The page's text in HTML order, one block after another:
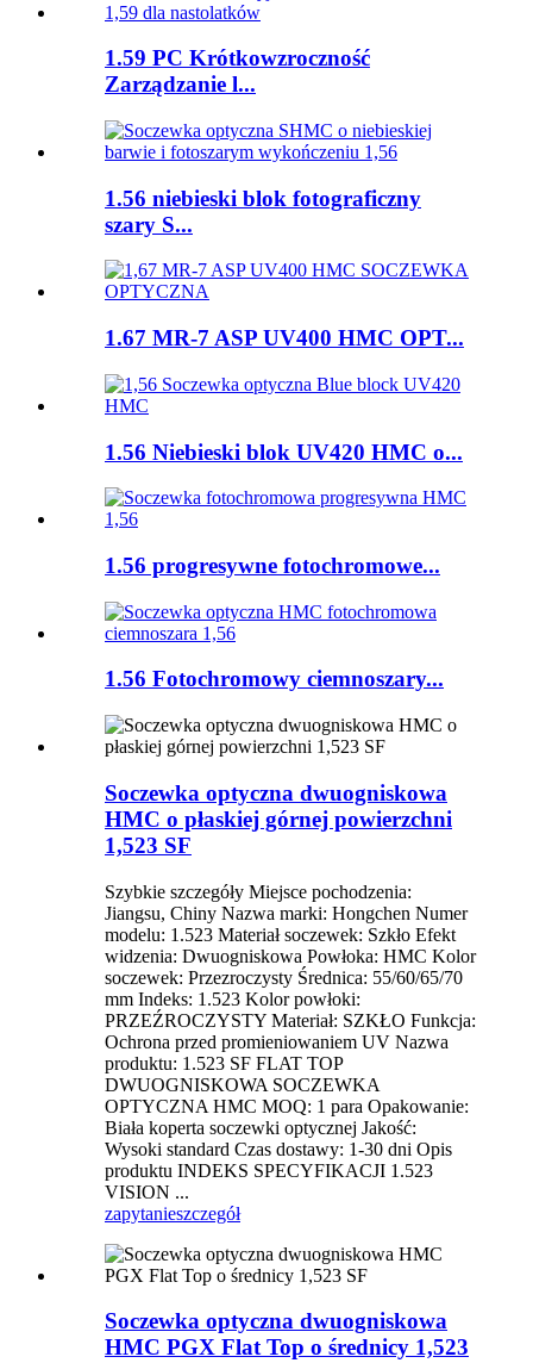
1.59 PC Krótkowzroczność
Zarządzanie l...
1.56 niebieski blok fotograficzny
szary S...
1.67 MR-7 ASP UV400 HMC OPT...
1.56 Niebieski blok UV420 HMC o...
1.56 progresywne fotochromowe...
1.56 Fotochromowy ciemnoszary...
Soczewka optyczna dwuogniskowa
HMC o płaskiej górnej powierzchni
1,523 SF
Szybkie szczegóły Miejsce pochodzenia:
Jiangsu, Chiny Nazwa marki: Hongchen Numer
modelu: 1.523 Materiał soczewek: Szkło Efekt
widzenia: Dwuogniskowa Powłoka: HMC Kolor
soczewek: Przezroczysty Średnica: 55/60/65/70
mm Indeks: 1.523 Kolor powłoki:
PRZEŹROCZYSTY Materiał: SZKŁO Funkcja:
Ochrona przed promieniowaniem UV Nazwa
produktu: 1.523 SF FLAT TOP
DWUOGNISKOWA SOCZEWKA
OPTYCZNA HMC MOQ: 1 para Opakowanie:
Biała koperta soczewki optycznej Jakość:
Wysoki standard Czas dostawy: 1-30 dni Opis
produktu INDEKS SPECYFIKACJI 1.523
VISION ...
zapytanieszczegół
Soczewka optyczna dwuogniskowa
HMC PGX Flat Top o średnicy 1,523